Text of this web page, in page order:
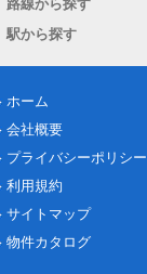
路線から探す
駅から探す
ホーム
会社概要
プライバシーポリシー
利用規約
サイトマップ
物件カタログ